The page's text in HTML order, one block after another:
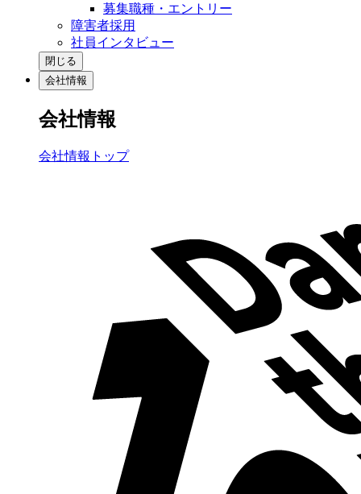
募集職種・エントリー
障害者採用
社員インタビュー
閉じる
会社情報
会社情報
会社情報トップ